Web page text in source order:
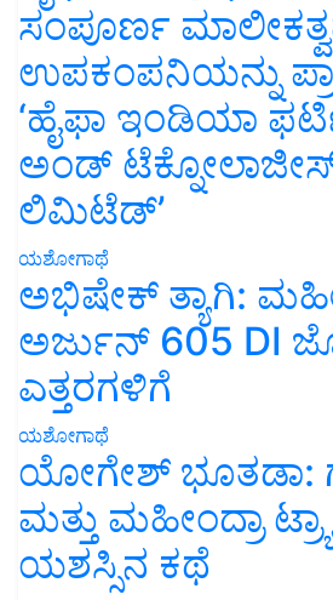
ಸಂಪೂರ್ಣ
ಉಪಕಂಪನಿಯನ್ನು
‘ಹೈಫಾ ಇಂಡಿಯಾ
ಅಂಡ್
ಲಿಮಿಟೆಡ್’
ಯಶೋಗಾಥೆ
ಅಭಿಷೇಕ್ ತ್ಯಾಗಿ:
ಅರ್ಜುನ್ 605 DI
ಎತ್ತರಗಳಿಗೆ
ಯಶೋಗಾಥೆ
ಯೋಗೇಶ್ ಭೂತಡಾ:
ಮತ್ತು ಮಹೀಂದ್ರಾ
ಯಶಸ್ಸಿನ ಕಥೆ